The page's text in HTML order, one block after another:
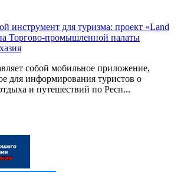
инструмент для туризма: проект «Land
Торгово-промышленной палаты
собой мобильное приложение,
для информирования туристов о
и путешествий по Респ...